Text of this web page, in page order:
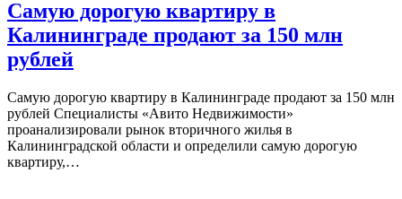
Самую дорогую квартиру в
Калининграде продают за 150 млн
рублей
Самую дорогую квартиру в Калининграде продают за 150 млн
рублей Специалисты «Авито Недвижимости»
проанализировали рынок вторичного жилья в
Калининградской области и определили самую дорогую
квартиру,…